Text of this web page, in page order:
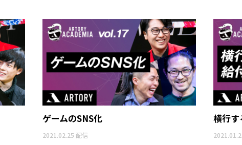
ゲームのSNS化
2021.02.25 配信
横行